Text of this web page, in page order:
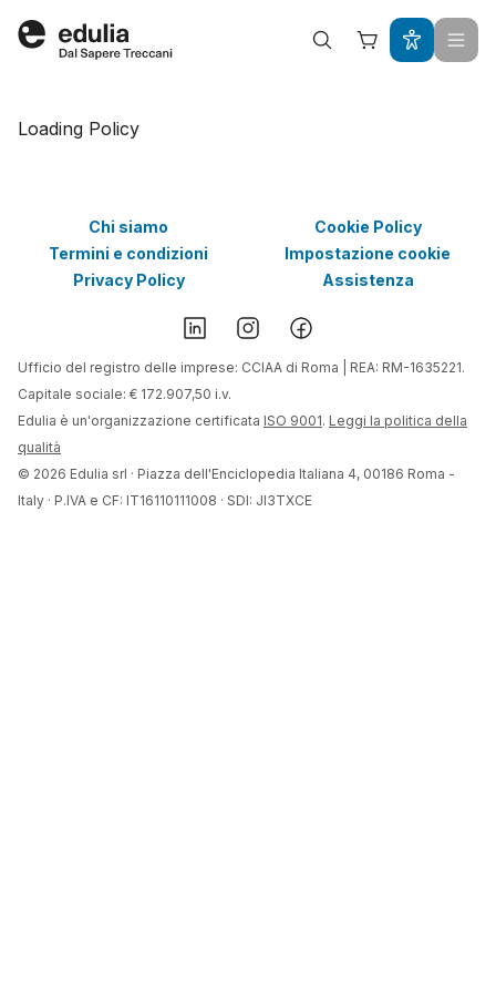
Edulia
Loading Policy
Chi siamo
Termini e condizioni
Privacy Policy
Cookie Policy
Impostazione cookie
Assistenza
Ufficio del registro delle imprese: CCIAA di Roma | REA: RM-1635221.
Capitale sociale: € 172.907,50 i.v.
Edulia è un'organizzazione certificata ISO 9001. Leggi la politica della
qualità
© 2026 Edulia srl · Piazza dell'Enciclopedia Italiana 4, 00186 Roma -
Italy · P.IVA e CF: IT16110111008 · SDI: JI3TXCE